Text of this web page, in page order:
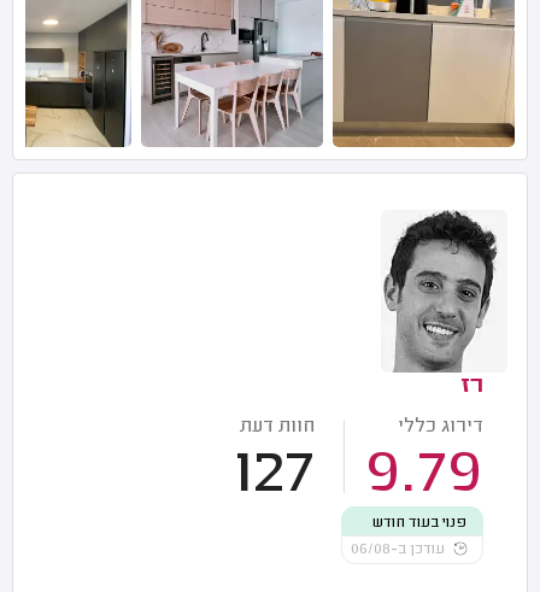
רז
דירוג כללי
9.79
חוות דעת
127
פנוי בעוד חודש
עודכן ב-06/08